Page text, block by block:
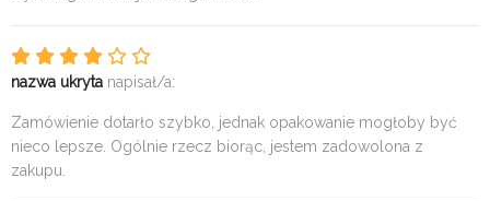
nazwa ukryta napisał/a:
Zamówienie dotarło szybko, jednak opakowanie mogłoby być
nieco lepsze. Ogólnie rzecz biorąc, jestem zadowolona z
zakupu.